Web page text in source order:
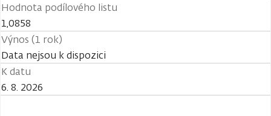
Hodnota podílového listu
1,0858
Výnos (1 rok)
Data nejsou k dispozici
K datu
6. 8. 2026